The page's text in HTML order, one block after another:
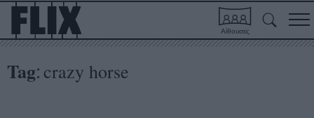
Αίθουσες
Tag: crazy horse